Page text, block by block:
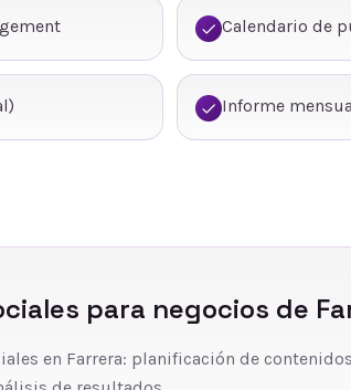
Calendario de
Informe
para negocios de
en Farrera: planificación de